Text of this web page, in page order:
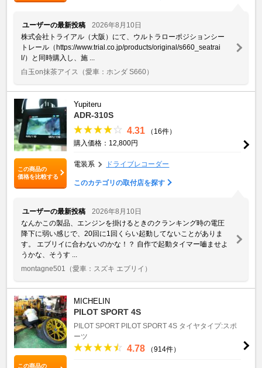
ユーザーの最新投稿
2026年8月10日
株式会社トライアル（大阪）にて、ウルトラローポジションシー
トレール（https://www.trial.co.jp/products/original/s660_seatrai
l/）と同時購入し、施 ...
白玉on抹茶アイス
（愛車：ホンダ S660）
この商品の
価格を比較する
Yupiteru
ADR-310S
4.31
（16件）
購入価格：12,800円
電装系 ドライブレコーダー
このカテゴリの取付店を探す
ユーザーの最新投稿
2026年8月10日
なんかこの製品、エンジンを掛けるときのクランキング時の電圧
降下に弱い感じで、20回に1回くらい起動してないことがありま
す。 エブリイに合わないのかな！？ 自作で起動タイマー嚙ませよ
うかな、そうす ...
montagne501
（愛車：スズキ エブリイ）
この商品の
MICHELIN
PILOT SPORT 4S
PILOT SPORT PILOT SPORT 4S タイヤタイプ:スポ
ーツ
4.78 （914件）